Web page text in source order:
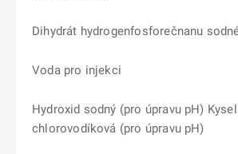
Dihydrát hydrogenfosforečnanu
Voda pro injekci
Hydroxid sodný (pro úpravu pH)
chlorovodíková (pro úpravu pH)